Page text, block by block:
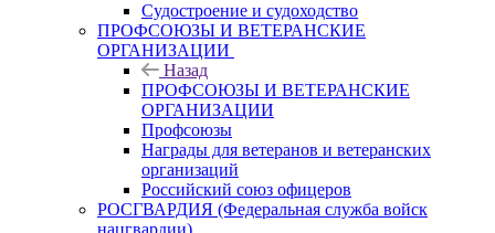
Судостроение и судоходство
ПРОФСОЮЗЫ И ВЕТЕРАНСКИЕ
ОРГАНИЗАЦИИ
Назад
ПРОФСОЮЗЫ И ВЕТЕРАНСКИЕ
ОРГАНИЗАЦИИ
Профсоюзы
Награды для ветеранов и ветеранских
организаций
Российский союз офицеров
РОСГВАРДИЯ (Федеральная служба войск
нацгвардии)